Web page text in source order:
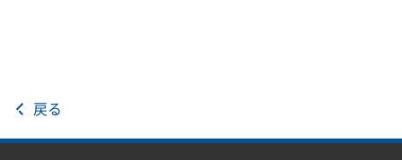
戻る